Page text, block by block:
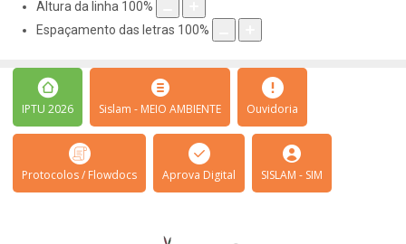
Altura da linha 100%
Espaçamento das letras 100%
IPTU 2026 Sislam - MEIO AMBIENTE Ouvidoria
Protocolos / Flowdocs Aprova Digital SISLAM - SIM